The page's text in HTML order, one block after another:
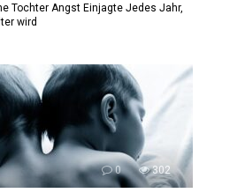
Tochter Angst Einjagte Jedes Jahr,
wird
0 302